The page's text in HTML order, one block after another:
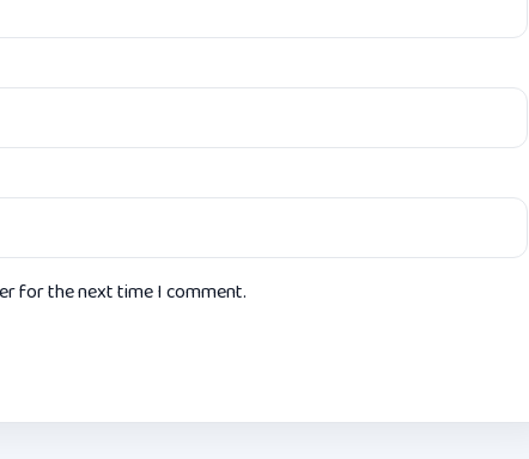
for the next time I comment.